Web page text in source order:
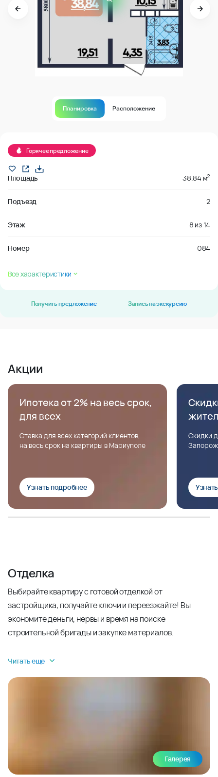
Планировка Расположение
Горячее предложение
Площадь 38.84 м2
Подъезд 2
Этаж 8 из14
Номер 084
Все характеристики
Получить предложение Запись на экскурсию
Акции
Ипотека от 2% на весь срок,
для всех
Ставка для всех категорий клиентов,
на весь срок на квартиры в Мариуполе
Узнать подробнее
Скидки
Отделка
Выбирайте квартиру с готовой отделкой от
застройщика, получайте ключи и переезжайте! Вы
экономите деньги, нервы и время на поиске
строительной бригады и закупке материалов.
Читать еще
Галерея